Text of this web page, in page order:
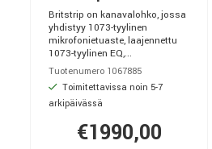
Britstrip on kanavalohko, jossa
yhdistyy 1073-tyylinen
mikrofonietuaste, laajennettu
1073-tyylinen EQ,...
Tuotenumero 1067885
Toimitettavissa noin 5-7
arkipäivässä
€1990,00